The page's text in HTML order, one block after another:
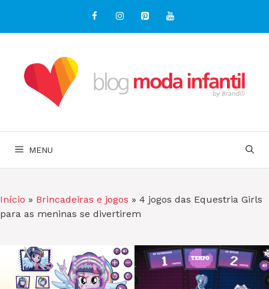
o
MENU
Início » Brincadeiras e jogos » 4 jogos das Equestria Girls
para as meninas se divertirem